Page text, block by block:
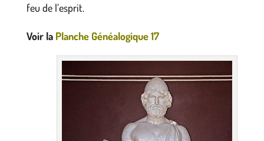
feu de l’esprit.
Voir la Planche Généalogique 17